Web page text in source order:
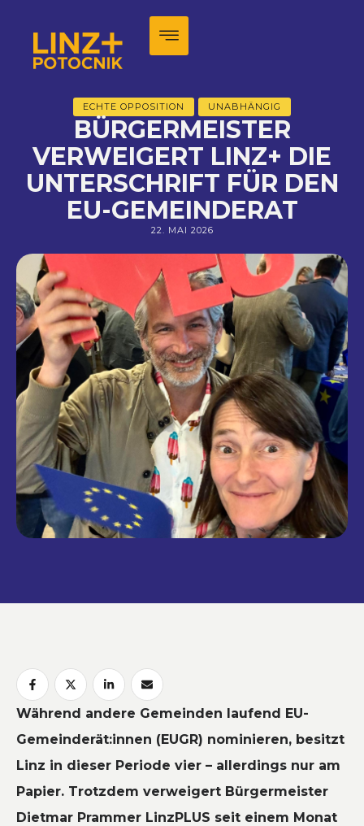
ECHTE OPPOSITION UNABHÄNGIG
BÜRGERMEISTER
VERWEIGERT LINZ+ DIE
UNTERSCHRIFT FÜR DEN
EU-GEMEINDERAT
22. MAI 2026
Während andere Gemeinden laufend EU-
Gemeinderät:innen (EUGR) nominieren, besitzt
Linz in dieser Periode vier – allerdings nur am
Papier. Trotzdem verweigert Bürgermeister
Dietmar Prammer LinzPLUS seit einem Monat